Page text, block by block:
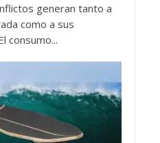
generan tanto a
como a sus
consumo...